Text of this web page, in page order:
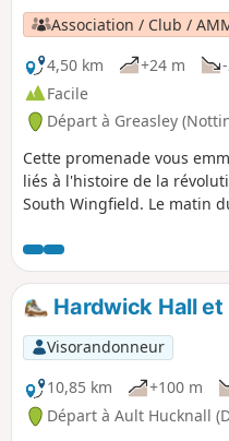
Association / Club /
4,50 km
+24 m
Facile
Départ à Greasley
Cette promenade vous
liés à l'histoire de la
South Wingfield. Le matin
ruisseau Gilt Brook, en
Nottingham Road depuis
promenade vous emmène
ces événements et suit le
dernière partie de leur
promenade n° 13 des
révolution de Pentrich.
Hardwick Hall
Visorandonneur
10,85 km
+100 m
Départ à Ault Hucknall